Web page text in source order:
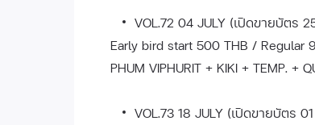
VOL.72 04 JULY (เปิดขายบัตร
Early bird start 500 THB / Regular
PHUM VIPHURIT + KIKI + TEMP. +
VOL.73 18 JULY (เปิดขายบัตร